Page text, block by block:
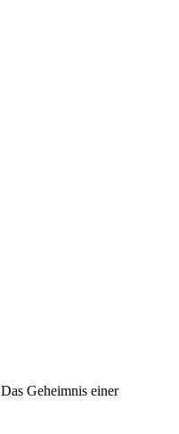
Das Geheimnis einer